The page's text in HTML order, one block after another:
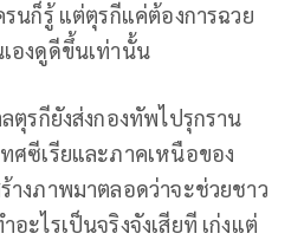
รนก็รู้ แต่ตุรกีแค่ต้องการฉวย
องดูดีขึ้นเท่านั้น
ตุรกียังส่งกองทัพไปรุกราน
ศซีเรียและภาคเหนือของ
งภาพมาตลอดว่าจะช่วยชาว
อะไรเป็นจริงจังเสียที เก่งแต่